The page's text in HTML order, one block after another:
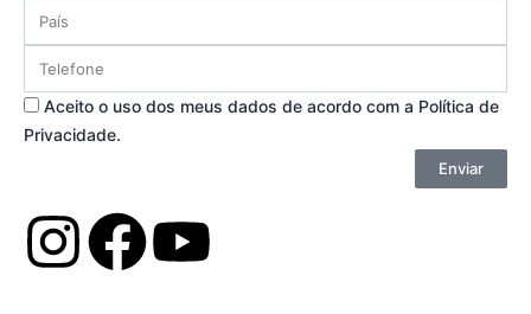
Privacy
Aceito o uso dos meus dados de acordo com a Política de
Privacidade.
Enviar
I
F Y